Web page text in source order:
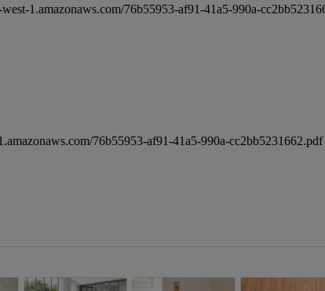
1.amazonaws.com/76b55953-af91-41a5-990a-
76b55953-af91-41a5-990a-cc2bb5231662.pdf